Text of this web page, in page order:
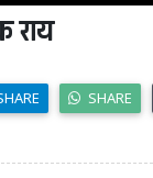
राय
SHARE